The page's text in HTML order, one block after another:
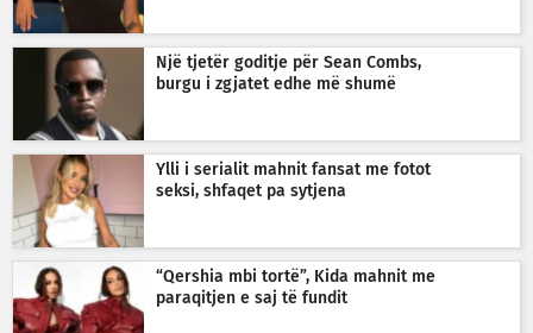
Një tjetër goditje për Sean Combs,
burgu i zgjatet edhe më shumë
Ylli i serialit mahnit fansat me fotot
seksi, shfaqet pa sytjena
“Qershia mbi tortë”, Kida mahnit me
paraqitjen e saj të fundit